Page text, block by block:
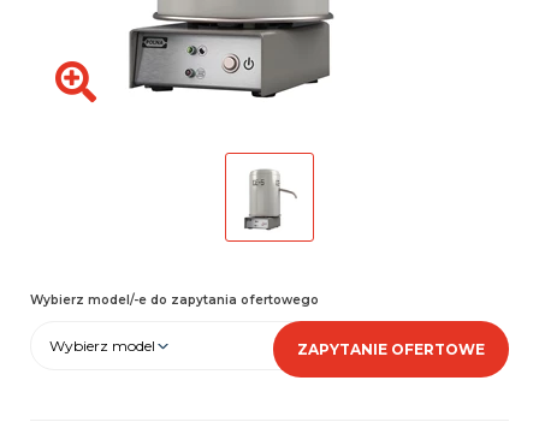
Wybierz model/-e do zapytania ofertowego
Wybierz model ZAPYTANIE OFERTOWE